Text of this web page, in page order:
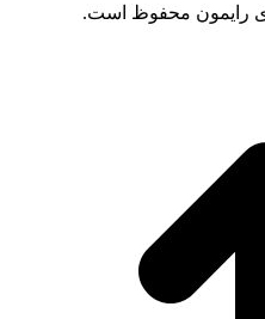
رایمون محفوظ است.